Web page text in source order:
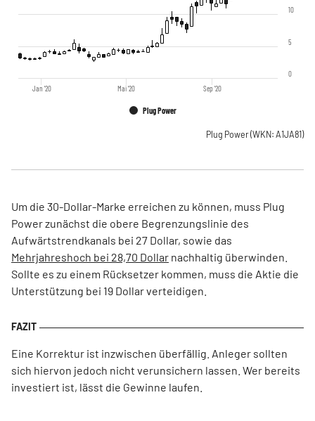
Plug Power
Jan '20 Mai '20 Sep '20
0
5
10
Plug Power(WKN: A1JA81)
Um die 30-Dollar-Marke erreichen zu können, muss Plug
Power zunächst die obere Begrenzungslinie des
Aufwärtstrendkanals bei 27 Dollar, sowie das
Mehrjahreshoch bei 28,70 Dollar nachhaltig überwinden.
Sollte es zu einem Rücksetzer kommen, muss die Aktie die
Unterstützung bei 19 Dollar verteidigen.
Eine Korrektur ist inzwischen überfällig. Anleger sollten
sich hiervon jedoch nicht verunsichern lassen. Wer bereits
investiert ist, lässt die Gewinne laufen.